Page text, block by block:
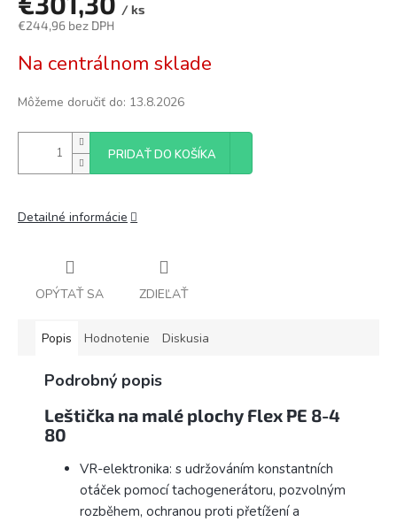
/ ks
€244,96 bez DPH
cena:
Na centrálnom sklade
Môžeme doručiť do: 13.8.2026
PRIDAŤ DO KOŠÍKA
Detailné informácie
OPÝTAŤ SA ZDIEĽAŤ
Popis Hodnotenie Diskusia
Podrobný popis
Leštička na malé plochy Flex PE 8-4
80
VR-elektronika: s udržováním konstantních
otáček pomocí tachogenerátoru, pozvolným
rozběhem, ochranou proti přetížení a